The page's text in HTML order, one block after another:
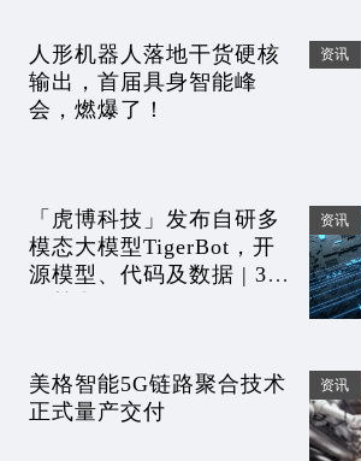
人形机器人落地干货硬核
输出，首届具身智能峰
会，燃爆了！
资讯
「虎博科技」发布自研多
模态大模型TigerBot，开
源模型、代码及数据 | 36
资讯
美格智能5G链路聚合技术
正式量产交付
资讯